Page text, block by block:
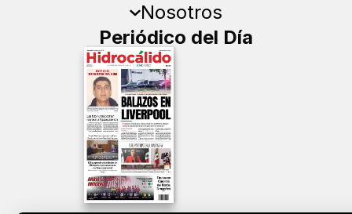
Nosotros
Periódico del Día